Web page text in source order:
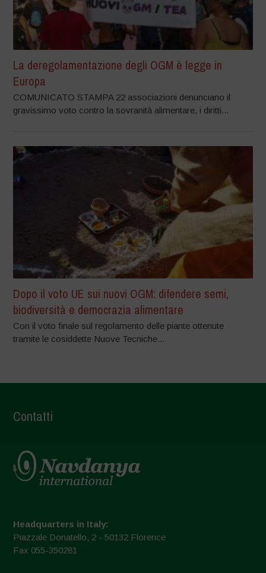
La deregolamentazione degli OGM è legge in
Europa
COMUNICATO STAMPA 22 associazioni denunciano il
gravissimo voto contro la sovranità alimentare, i diritti...
Dopo il voto UE sui nuovi OGM: difendere semi,
biodiversità e democrazia alimentare
Con il voto finale sul regolamento delle piante ottenute
tramite le cosiddette Nuove Tecniche...
Contatti
Headquarters in Italy:
Piazzale Donatello, 2 - 50132 Florence
Fax 055-350281